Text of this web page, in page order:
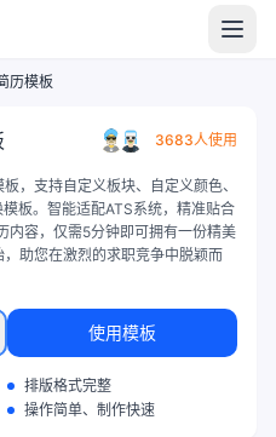
历模板
3683人使用
，支持自定义板块、自定义颜色、
板。智能适配ATS系统，精准贴合
内容，仅需5分钟即可拥有一份精美
助您在激烈的求职竞争中脱颖而
使用模板
排版格式完整
操作简单、制作快速